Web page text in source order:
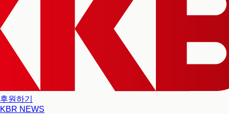
후원하기
KBR NEWS